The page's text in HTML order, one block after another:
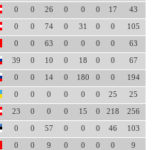
0 0 26 0 0 0 17 43
0 0 74 0 31 0 0 105
0 0 63 0 0 0 0 63
39 0 10 0 18 0 0 67
0 0 14 0 180 0 0 194
0 0 0 0 0 0 25 25
23 0 0 0 15 0 218 256
0 0 57 0 0 0 46 103
0 0 9 0 0 0 0 9